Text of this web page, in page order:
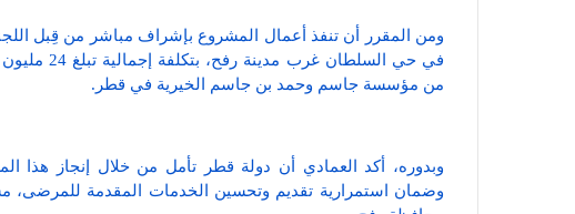
ومن المقرر أن تنفذ أعمال المشروع بإشراف مباشر من قِبل
في حي
من مؤسسة جاسم وحمد بن جاسم الخيرية في قطر.
وبدوره، أكد العمادي أن دولة قطر تأمل من خلال إنجاز هذا
وضمان استمرارية تقديم وتحسين الخدمات المقدمة للمرضى،